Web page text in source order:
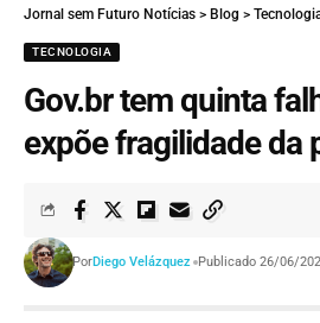
Jornal sem Futuro Notícias > Blog >
TECNOLOGIA
Gov.br tem quinta
expõe fragilidade da
PorDiego Velázquez Publicado 26/06/